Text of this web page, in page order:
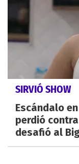
SIRVIÓ SHOW
Escándalo
perdió
desafió al